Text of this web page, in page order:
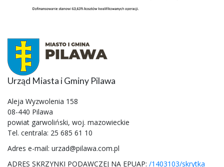
Urząd Miasta i Gminy Pilawa
Aleja Wyzwolenia 158
08-440 Pilawa
powiat garwoliński, woj. mazowieckie
Tel. centrala: 25 685 61 10
Adres e-mail: urzad@pilawa.com.pl
ADRES SKRZYNKI PODAWCZEJ NA EPUAP: /1403103/skrytka